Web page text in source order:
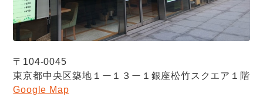
〒104-0045
東京都中央区築地１ー１３ー１銀座松竹スクエア１階
Google Map